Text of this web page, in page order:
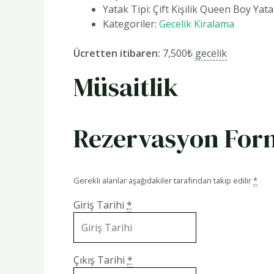
Yatak Tipi: Çift Kişilik Queen Boy
Kategoriler: Gecelik Kiralama
Ücretten itibaren: 7,500₺ gecelik
Müsaitlik
Rezervasyon
Gerekli alanlar aşağıdakiler tarafından takip edilir*
Giriş Tarihi *
Çıkış Tarihi *